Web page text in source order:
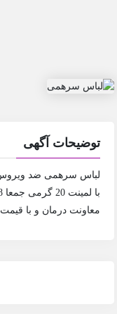
توضیحات آگهی
معاونت درمان و با